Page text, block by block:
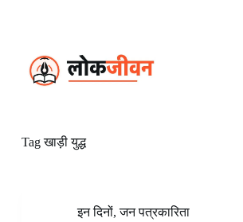
Tagखाड़ी युद्ध
इन दिनों,जन पत्रकारिता